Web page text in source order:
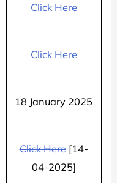
Click Here
Click Here
18 January 2025
Click Here[14-
04-2025]